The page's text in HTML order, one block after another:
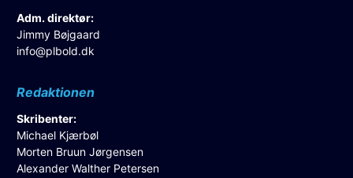
Adm. direktør:
Jimmy Bøjgaard
info@plbold.dk
Redaktionen
Skribenter:
Michael Kjærbøl
Morten Bruun Jørgensen
Alexander Walther Petersen